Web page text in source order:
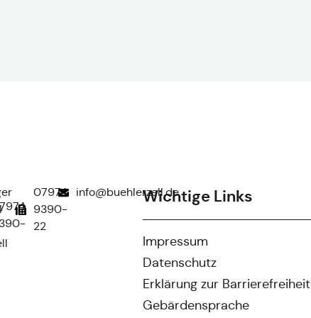
07974
9390-
22
info@buehlerzell.deWichtige Links
Impressum
Datenschutz
Erklärung zur Barrierefreiheit
Gebärdensprache